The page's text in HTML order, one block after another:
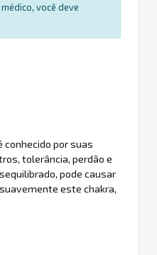
você deve
por suas
tolerância, perdão e
pode causar
este chakra,